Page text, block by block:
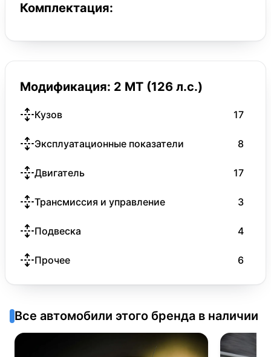
Комплектация:
Модификация: 2 MT (126 л.с.)
Кузов 17
Эксплуатационные показатели 8
Двигатель 17
Трансмиссия и управление 3
Подвеска 4
Прочее 6
Все автомобили этого бренда в наличии